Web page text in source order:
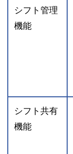
シフト管理
機能
シフト共有
機能